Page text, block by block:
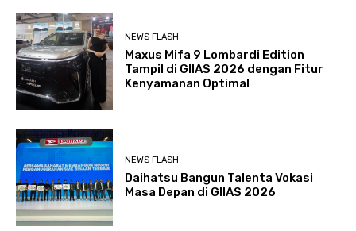
NEWS FLASH
Maxus Mifa 9 Lombardi Edition
Tampil di GIIAS 2026 dengan Fitur
Kenyamanan Optimal
NEWS FLASH
Daihatsu Bangun Talenta Vokasi
Masa Depan di GIIAS 2026